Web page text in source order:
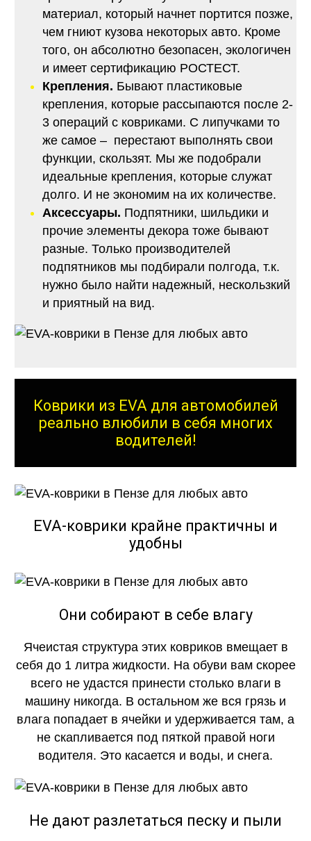
материал, который начнет портится позже,
чем гниют кузова некоторых авто. Кроме
того, он абсолютно безопасен, экологичен
и имеет сертификацию РОСТЕСТ.
Крепления. Бывают пластиковые
крепления, которые рассыпаются после 2-
3 операций с ковриками. С липучками то
же самое – перестают выполнять свои
функции, скользят. Мы же подобрали
идеальные крепления, которые служат
долго. И не экономим на их количестве.
Аксессуары. Подпятники, шильдики и
прочие элементы декора тоже бывают
разные. Только производителей
подпятников мы подбирали полгода, т.к.
нужно было найти надежный, нескользкий
и приятный на вид.
Коврики из EVA для автомобилей
реально влюбили в себя многих
водителей!
EVA-коврики крайне практичны и
удобны
Они собирают в себе влагу
Ячеистая структура этих ковриков вмещает в
себя до 1 литра жидкости. На обуви вам скорее
всего не удастся принести столько влаги в
машину никогда. В остальном же вся грязь и
влага попадает в ячейки и удерживается там, а
не скапливается под пяткой правой ноги
водителя. Это касается и воды, и снега.
Не дают разлетаться песку и пыли